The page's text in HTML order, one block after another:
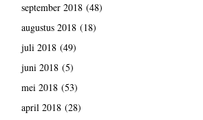
september 2018(48)
augustus 2018(18)
juli 2018(49)
juni 2018(5)
mei 2018(53)
april 2018(28)